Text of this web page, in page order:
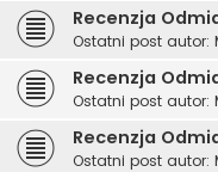
Recenzja
Ostatni post autor:
Recenzja
Ostatni post autor:
Recenzja
Ostatni post autor: